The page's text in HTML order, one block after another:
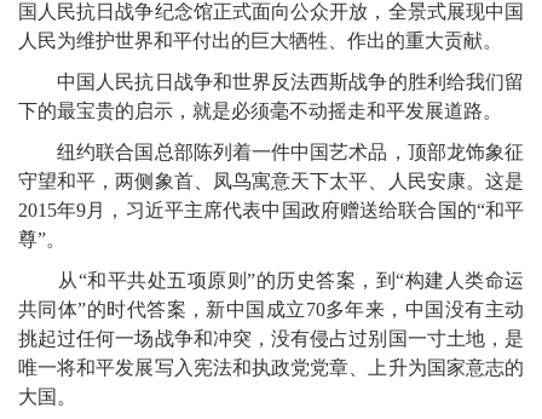
国人民抗日战争纪念馆正式面向公众开放，全景式展现中国
人民为维护世界和平付出的巨大牺牲、作出的重大贡献。
中国人民抗日战争和世界反法西斯战争的胜利给我们留
下的最宝贵的启示，就是必须毫不动摇走和平发展道路。
纽约联合国总部陈列着一件中国艺术品，顶部龙饰象征
守望和平，两侧象首、凤鸟寓意天下太平、人民安康。这是
2015年9月，习近平主席代表中国政府赠送给联合国的“和平
尊”。
从“和平共处五项原则”的历史答案，到“构建人类命运
共同体”的时代答案，新中国成立70多年来，中国没有主动
挑起过任何一场战争和冲突，没有侵占过别国一寸土地，是
唯一将和平发展写入宪法和执政党党章、上升为国家意志的
大国。